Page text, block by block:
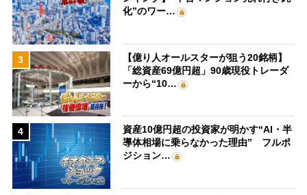
化”のワー…
3
【億り人オールスターが狙う20銘柄】
「総資産69億円超」90歳現役トレーダ
ーから“10…
4
資産10億円超の投資家が明かす“AI・半
導体相場に乗らなかった理由” フルポ
ジション…